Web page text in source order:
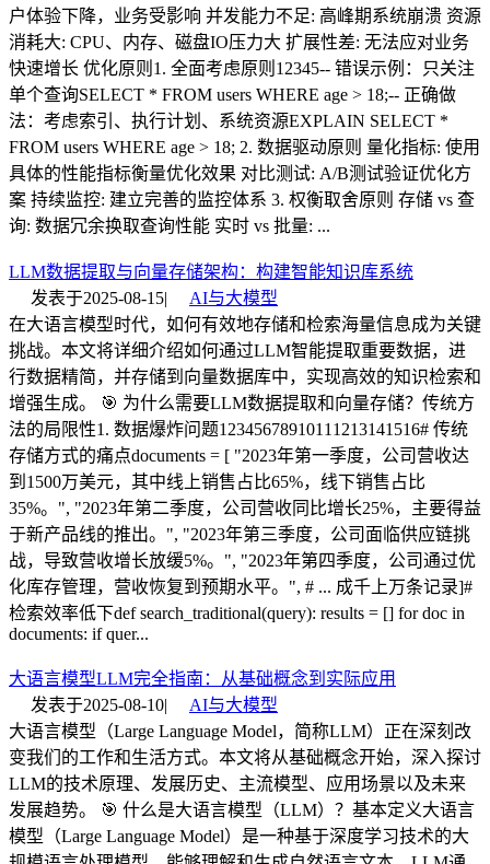
户体验下降，业务受影响 并发能力不足: 高峰期系统崩溃 资源
消耗大: CPU、内存、磁盘IO压力大 扩展性差: 无法应对业务
快速增长 优化原则1. 全面考虑原则12345-- 错误示例：只关注
单个查询SELECT * FROM users WHERE age > 18;-- 正确做
法：考虑索引、执行计划、系统资源EXPLAIN SELECT *
FROM users WHERE age > 18; 2. 数据驱动原则 量化指标: 使用
具体的性能指标衡量优化效果 对比测试: A/B测试验证优化方
案 持续监控: 建立完善的监控体系 3. 权衡取舍原则 存储 vs 查
询: 数据冗余换取查询性能 实时 vs 批量: ...
LLM数据提取与向量存储架构：构建智能知识库系统
发表于2025-08-15|
AI与大模型
在大语言模型时代，如何有效地存储和检索海量信息成为关键
挑战。本文将详细介绍如何通过LLM智能提取重要数据，进
行数据精简，并存储到向量数据库中，实现高效的知识检索和
增强生成。 🎯 为什么需要LLM数据提取和向量存储？传统方
法的局限性1. 数据爆炸问题12345678910111213141516# 传统
存储方式的痛点documents = [ "2023年第一季度，公司营收达
到1500万美元，其中线上销售占比65%，线下销售占比
35%。", "2023年第二季度，公司营收同比增长25%，主要得益
于新产品线的推出。", "2023年第三季度，公司面临供应链挑
战，导致营收增长放缓5%。", "2023年第四季度，公司通过优
化库存管理，营收恢复到预期水平。", # ... 成千上万条记录]#
检索效率低下def search_traditional(query): results = [] for doc in
documents: if quer...
大语言模型LLM完全指南：从基础概念到实际应用
发表于2025-08-10|
AI与大模型
大语言模型（Large Language Model，简称LLM）正在深刻改
变我们的工作和生活方式。本文将从基础概念开始，深入探讨
LLM的技术原理、发展历史、主流模型、应用场景以及未来
发展趋势。 🎯 什么是大语言模型（LLM）？基本定义大语言
模型（Large Language Model）是一种基于深度学习技术的大